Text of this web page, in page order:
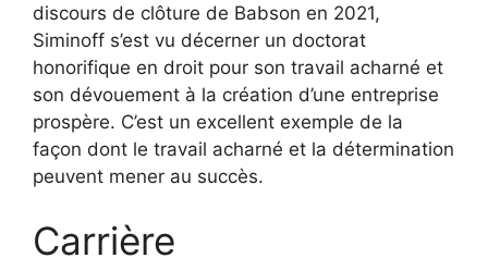
discours de clôture de Babson en 2021,
Siminoff s’est vu décerner un doctorat
honorifique en droit pour son travail acharné et
son dévouement à la création d’une entreprise
prospère. C’est un excellent exemple de la
façon dont le travail acharné et la détermination
peuvent mener au succès.
Carrière